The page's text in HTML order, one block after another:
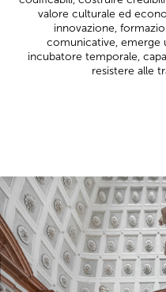
valore culturale ed
innovazione,
comunicative, emerge
incubatore temporale,
resistere alle